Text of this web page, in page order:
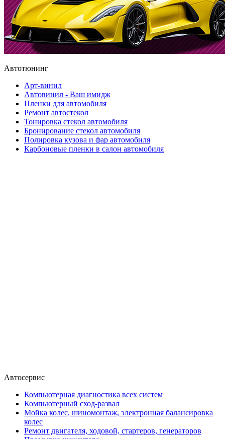
Автотюнинг
Арт-винил
Автовинил - Ваш имидж
Пленки для автомобиля
Ремонт автостекол
Тонировка стекол автомобиля
Бронирование стекол автомобиля
Полировка кузова и фар автомобиля
Карбоновые пленки в салон автомобиля
Автосервис
Компьютерная диагностика всех систем
Компьютерный сход-развал
Мойка колес, шиномонтаж, электронная балансировка
колес
Ремонт двигателя, ходовой, стартеров, генераторов